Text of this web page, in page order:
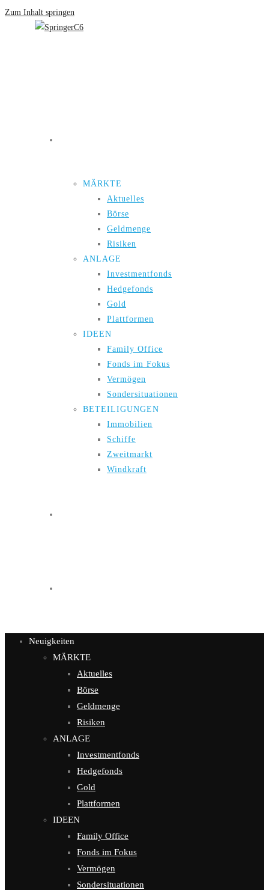
Zum Inhalt springen
MÄRKTE
Aktuelles
Börse
Geldmenge
Risiken
ANLAGE
Investmentfonds
Hedgefonds
Gold
Plattformen
IDEEN
Family Office
Fonds im Fokus
Vermögen
Sondersituationen
BETEILIGUNGEN
Immobilien
Schiffe
Zweitmarkt
Windkraft
Neuigkeiten
MÄRKTE
Aktuelles
Börse
Geldmenge
Risiken
ANLAGE
Investmentfonds
Hedgefonds
Gold
Plattformen
IDEEN
Family Office
Fonds im Fokus
Vermögen
Sondersituationen